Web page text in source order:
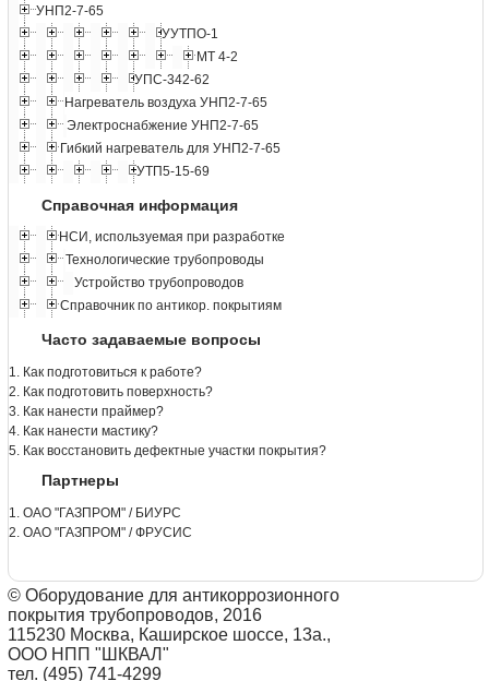
УНП2-7-65
УУТПО-1
МТ 4-2
УПС-342-62
Нагреватель воздуха УНП2-7-65
Электроснабжение УНП2-7-65
Гибкий нагреватель для УНП2-7-65
УТП5-15-69
Справочная информация
НСИ, используемая при разработке
Технологические трубопроводы
Устройство трубопроводов
Справочник по антикор. покрытиям
Часто задаваемые вопросы
1. Как подготовиться к работе?
2. Как подготовить поверхность?
3. Как нанести праймер?
4. Как нанести мастику?
5. Как восстановить дефектные участки покрытия?
Партнеры
1. ОАО "ГАЗПРОМ" / БИУРС
2. ОАО "ГАЗПРОМ" / ФРУСИС
© Оборудование для антикоррозионного
покрытия трубопроводов, 2016
115230 Москва, Каширское шоссе, 13а.,
ООО НПП "ШКВАЛ"
тел. (495) 741-4299